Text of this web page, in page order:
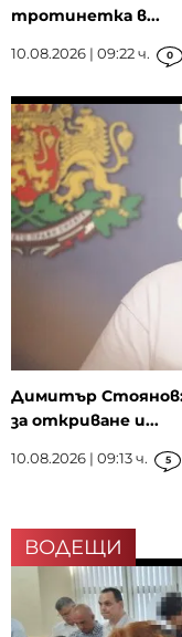
тротинетка в...
10.08.2026 | 09:22 ч. 0
Димитър
за откриване и...
10.08.2026 | 09:13 ч. 5
ВОДЕЩИ